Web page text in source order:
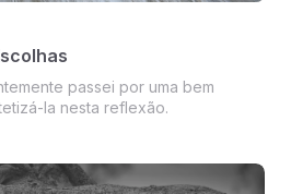
passei por uma bem
la nesta reflexão.